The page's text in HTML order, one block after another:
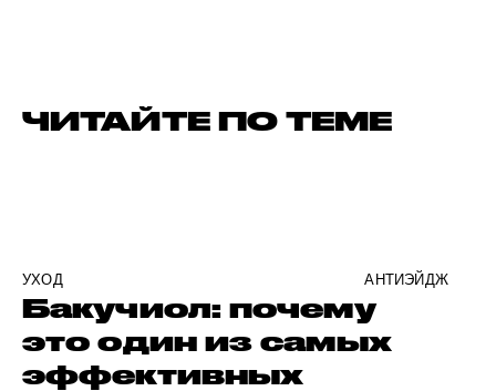
ЧИТАЙТЕ ПО ТЕМЕ
УХОД АНТИЭЙДЖ
Бакучиол: почему
это один из самых
эффективных